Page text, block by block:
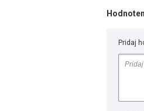
Pridaj